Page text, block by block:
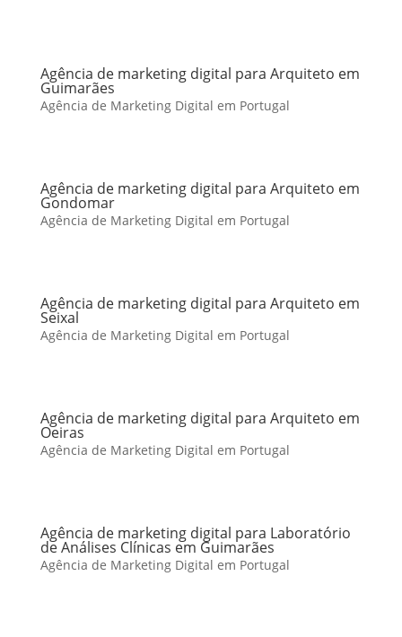
Agência de marketing digital para Arquiteto em
Guimarães
Agência de Marketing Digital em Portugal
Agência de marketing digital para Arquiteto em
Gondomar
Agência de Marketing Digital em Portugal
Agência de marketing digital para Arquiteto em
Seixal
Agência de Marketing Digital em Portugal
Agência de marketing digital para Arquiteto em
Oeiras
Agência de Marketing Digital em Portugal
Agência de marketing digital para Laboratório
de Análises Clínicas em Guimarães
Agência de Marketing Digital em Portugal